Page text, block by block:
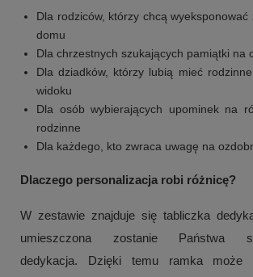
Zobacz więcej
Dla rodziców, którzy chcą
domu
Dla chrzestnych szukających pamiątki na
Dla dziadków, którzy lubią mieć
widoku
Dla osób wybierających upominek na
rodzinne
Dla każdego, kto zwraca uwagę na
Dlaczego personalizacja robi różnicę?
W zestawie znajduje się tabliczka
umieszczona zostanie Państwa
dedykacja. Dzięki temu ramka może